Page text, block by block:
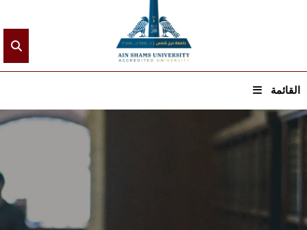
القائمة
الرئيسيـة
القطاعـات